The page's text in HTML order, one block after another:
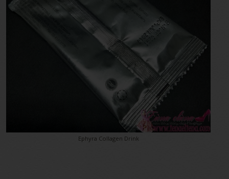
Ephyra Collagen Drink